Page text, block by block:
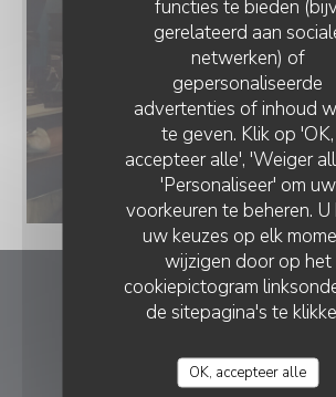
functies te bieden
gerelateerd aan
netwerken) of
gepersonaliseerde
advertenties of inhoud
te geven. Klik op 'OK,
accepteer alle', 'Weiger
'Personaliseer' om uw
voorkeuren te beheren. U
uw keuzes op elk
wijzigen door op het
cookiepictogram
de sitepagina's te
OK, accepteer alle
Le romain
1 rue Georges Bureau 76790